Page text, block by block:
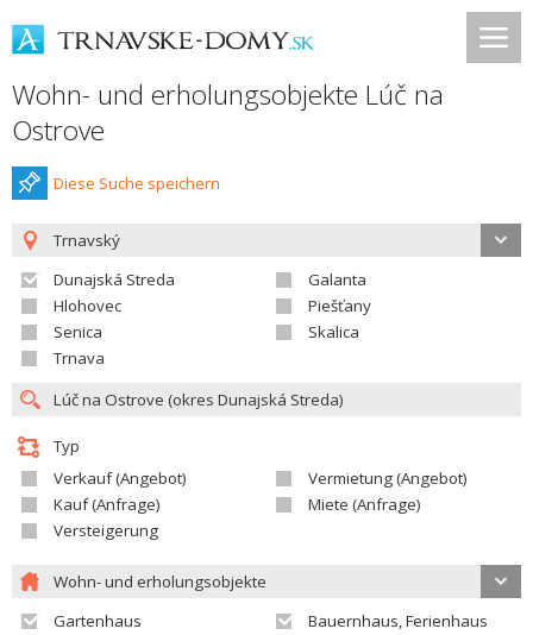
Wohn- und erholungsobjekte Lúč na
Ostrove
Diese Suche speichern
Trnavský
Dunajská Streda
Galanta
Hlohovec
Piešťany
Senica
Skalica
Trnava
Typ
Verkauf (Angebot)
Vermietung (Angebot)
Kauf (Anfrage)
Miete (Anfrage)
Versteigerung
Wohn- und erholungsobjekte
Gartenhaus
Bauernhaus, Ferienhaus